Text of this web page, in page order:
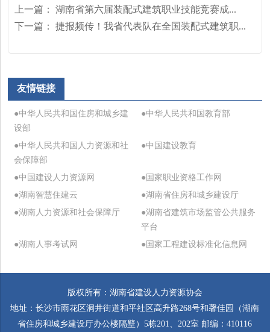
上一篇：
湖南省第六届装配式建筑职业技能竞赛成...
下一篇：
捷报频传！我省代表队在全国装配式建筑职...
友情链接
●中华人民共和国住房和城乡建
设部
●中华人民共和国教育部
●中华人民共和国人力资源和社
会保障部
●中国建设教育
●中国建设人力资源网
●国家职业资格工作网
●湖南智慧住建云
●湖南省住房和城乡建设厅
●湖南人力资源和社会保障厅
●湖南省建筑市场监管公共服务
平台
●湖南人事考试网
●国家工程建设标准化信息网
版权所有：湖南省建设人力资源协会
地址：长沙市雨花区洞井街道和平社区高升路268号和馨佳园（湖南
省住房和城乡建设厅办公楼隔壁）5栋201、202室 邮编：410116